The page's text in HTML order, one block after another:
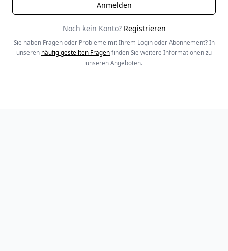
Noch kein Konto? Registrieren
Sie haben Fragen oder Probleme mit Ihrem Login oder Abonnement? In
unseren häufig gestellten Fragen finden Sie weitere Informationen zu
unseren Angeboten.